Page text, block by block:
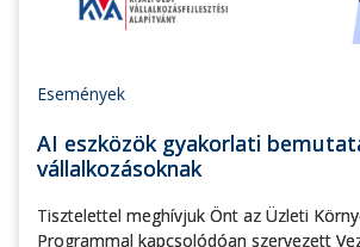
Események
AI eszközök gyakorlati
vállalkozásoknak
Tisztelettel meghívjuk Önt az Üzleti
Programmal kapcsolódóan szervezett